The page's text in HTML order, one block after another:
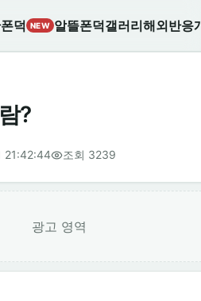
폰덕 NEW 알뜰폰덕갤러리해외반응
?
21:42:44 조회 3239
광고 영역